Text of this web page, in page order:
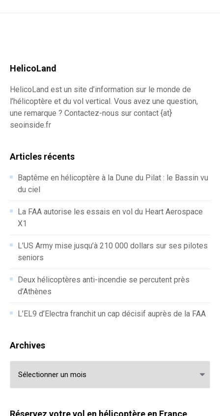
HelicoLand
HelicoLand est un site d’information sur le monde de
l’hélicoptère et du vol vertical. Vous avez une question,
une remarque ? Contactez-nous sur contact {at}
seoinside.fr
Articles récents
Baptême en hélicoptère à la Dune du Pilat : le Bassin vu
du ciel
La FAA autorise les essais en vol du Heart Aerospace
X1
L’US Army mise jusqu’à 210 000 dollars sur ses pilotes
seniors
Deux hélicoptères anti-incendie se percutent près
d’Athènes
L’EL9 d’Electra franchit un cap décisif auprès de la FAA
Archives
Réservez votre vol en hélicoptère en France